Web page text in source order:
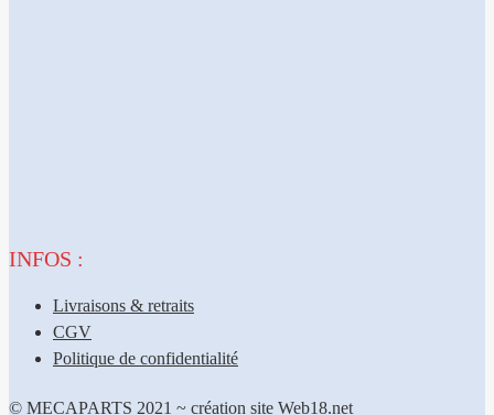
INFOS :
Livraisons & retraits
CGV
Politique de confidentialité
© MECAPARTS 2021 ~ création site Web18.net